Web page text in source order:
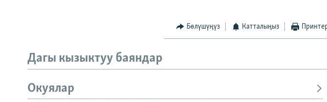
Бөлүшүңүз Катталыңыз
Дагы кызыктуу баяндар
Окуялар